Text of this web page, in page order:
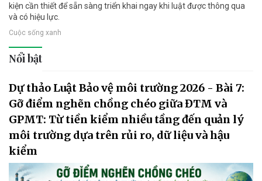
kiện cần thiết để sẵn sàng triển khai ngay khi luật được thông qua
và có hiệu lực.
Cuộc sống xanh
Nổi bật
Dự thảo Luật Bảo vệ môi trường 2026 - Bài 7:
Gỡ điểm nghẽn chồng chéo giữa ĐTM và
GPMT: Từ tiền kiểm nhiều tầng đến quản lý
môi trường dựa trên rủi ro, dữ liệu và hậu
kiểm